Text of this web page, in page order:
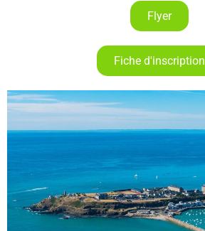
Flyer
Fiche d'inscription